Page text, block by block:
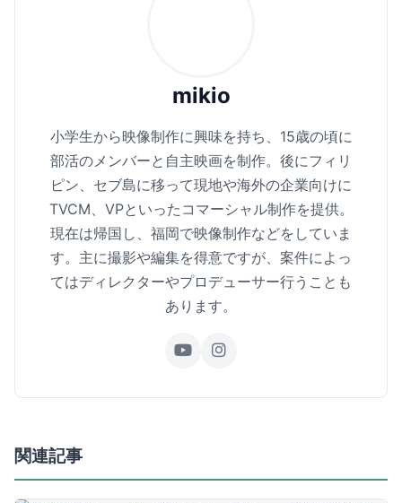
mikio
小学生から映像制作に興味を持ち、15歳の頃に
部活のメンバーと自主映画を制作。後にフィリ
ピン、セブ島に移って現地や海外の企業向けに
TVCM、VPといったコマーシャル制作を提供。
現在は帰国し、福岡で映像制作などをしていま
す。主に撮影や編集を得意ですが、案件によっ
てはディレクターやプロデューサー行うことも
あります。
関連記事